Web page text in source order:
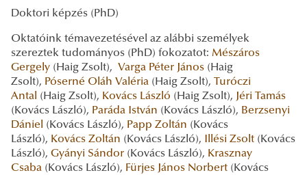
Doktori képzés (PhD)
Oktatóink témavezetésével az alábbi személyek
szereztek tudományos (PhD) fokozatot: Mészáros
Gergely (Haig Zsolt), Varga Péter János (Haig
Zsolt), Póserné Oláh Valéria (Haig Zsolt), Turóczi
Antal (Haig Zsolt), Kovács László (Haig Zsolt), Jéri Tamás
(Kovács László), Paráda István (Kovács László), Berzsenyi
Dániel (Kovács László), Papp Zoltán (Kovács
László), Kovács Zoltán (Kovács László), Illési Zsolt (Kovács
László), Gyányi Sándor (Kovács László), Krasznay
Csaba (Kovács László), Fürjes János Norbert (Kovács